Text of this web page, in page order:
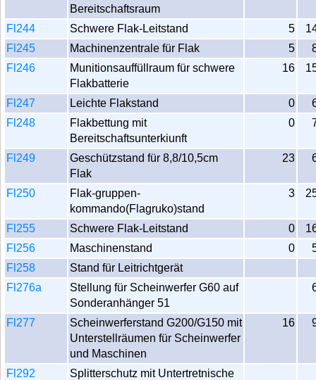
Bereitschaftsraum
Fl244 Schwere Flak-Leitstand 5
Fl245
Machinenzentrale für Flak 5
Fl246
Munitionsauffüllraum für schwere
Flakbatterie
16
Fl247 Leichte Flakstand 0
Fl248
Flakbettung mit
Bereitschaftsunterkiunft
0
Fl249
Geschützstand für 8,8/10,5cm
Flak
23
Fl250
Flak-gruppen-
kommando(Flagruko)stand
3
Fl255 Schwere Flak-Leitstand 0
Fl256
Maschinenstand 0
Fl258
Stand für Leitrichtgerät
Fl276a
Stellung für Scheinwerfer G60 auf
Sonderanhänger 51
Fl277
Scheinwerferstand G200/G150 mit
Unterstellräumen für Scheinwerfer
und Maschinen
16
Fl292
Splitterschutz mit Untertretnische